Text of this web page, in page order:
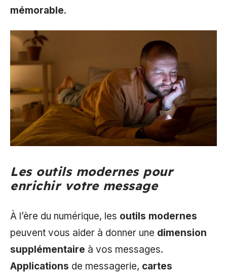
mémorable.
Les outils modernes pour
enrichir votre message
À l’ère du numérique, les outils modernes
peuvent vous aider à donner une dimension
supplémentaire à vos messages.
Applications de messagerie, cartes